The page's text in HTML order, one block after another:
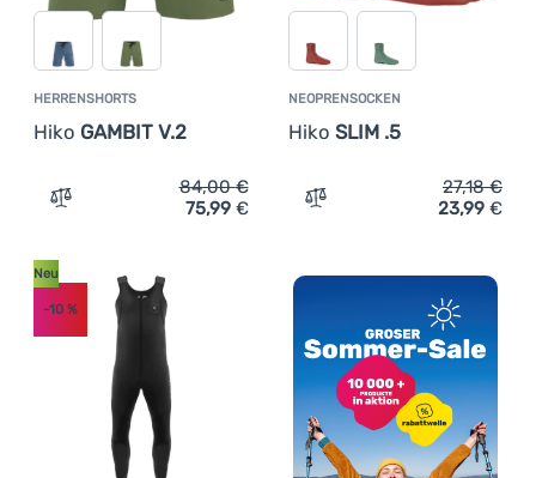
HERRENSHORTS
Hiko GAMBIT V.2
Zum Vergleich 'Herrenshorts Hiko GAMBIT V.2'
84,00€
75,99 €
NEOPRENSOCKEN
Hiko SLIM .5
Zum Vergleich
27,18€
23,99 €
Neu
-10 %